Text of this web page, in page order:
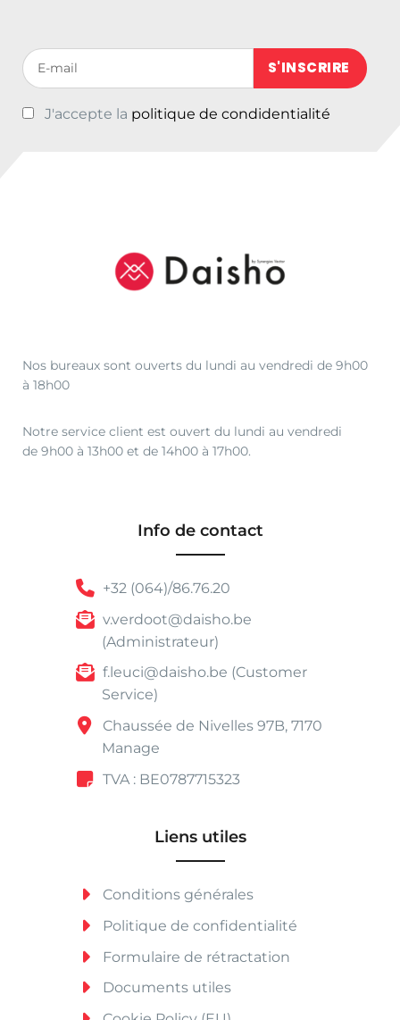
Votre adresse de messagerie (obligatoire)
J'accepte la politique de condidentialité
Nos bureaux sont ouverts du lundi au vendredi de 9h00
à 18h00
Notre service client est ouvert du lundi au vendredi
de 9h00 à 13h00 et de 14h00 à 17h00.
Info de contact
+32 (064)/86.76.20
v.verdoot@daisho.be
(Administrateur)
f.leuci@daisho.be (Customer
Service)
Chaussée de Nivelles 97B, 7170
Manage
TVA : BE0787715323
Liens utiles
Conditions générales
Politique de confidentialité
Formulaire de rétractation
Documents utiles